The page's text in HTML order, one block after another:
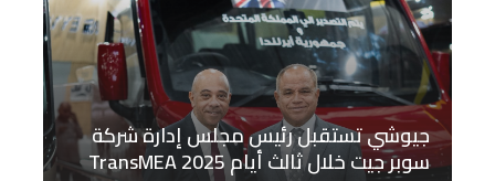
جيوشي تستقبل رئيس مجلس إدارة شركة
سوبر جيت خلال ثالث أيام TransMEA 2025